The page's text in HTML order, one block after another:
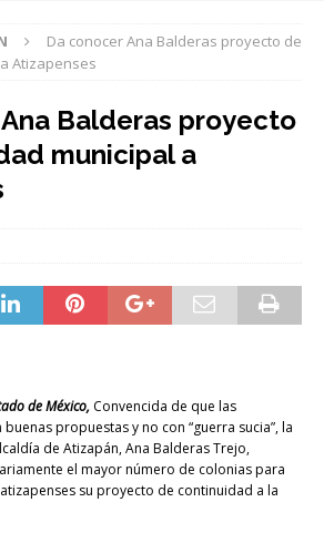
Da conocer Ana Balderas proyecto de
Atizapenses
Balderas proyecto
municipal a
de México, Convencida de que las
propuestas y no con “guerra sucia”, la
de Atizapán, Ana Balderas Trejo,
el mayor número de colonias para
su proyecto de continuidad a la